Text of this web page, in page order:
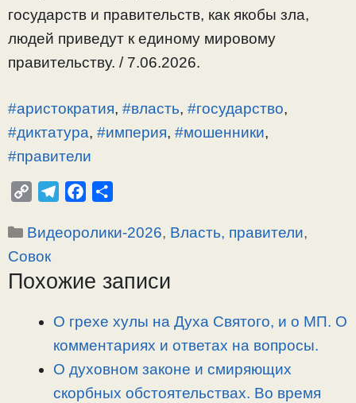
государств и правительств, как якобы зла,
людей приведут к единому мировому
правительству. / 7.06.2026.
#аристократия, #власть, #государство,
#диктатура, #империя, #мошенники,
#правители
p
y
L
l
g
a
c
b
п
а
Рубрики
Видеоролики-2026, Власть, правители,
Совок
Похожие записи
О грехе хулы на Духа Святого, и о МП. О
комментариях и ответах на вопросы.
О духовном законе и смиряющих
скорбных обстоятельствах. Во время